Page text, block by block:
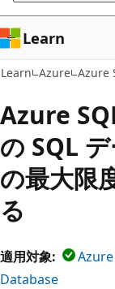
キ
ッ
プ
Learn
Learn Azure Azure
Azure
の SQL
の最大限
る
適用対象:
Database